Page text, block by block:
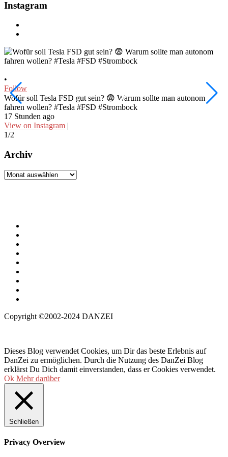
Instagram
•
Follow
Wofür soll Tesla FSD gut sein? 😨 Warum sollte man autonom
fahren wollen? #Tesla #FSD #Strombock
17 Stunden ago
View on Instagram |
1/2
Archiv
Archiv
Copyright ©2002-2024 DANZEI
Dieses Blog verwendet Cookies, um Dir das beste Erlebnis auf
DanZei zu ermöglichen. Durch die Nutzung des DanZei Blog
erklärst Du Dich damit einverstanden, dass er Cookies verwendet.
Ok Mehr darüber
Schließen
Privacy Overview